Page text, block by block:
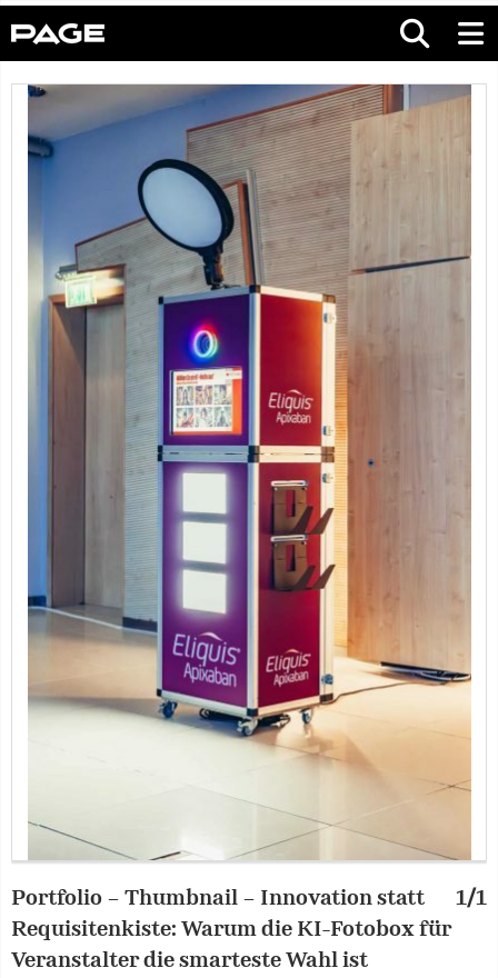
Portfolio – Thumbnail – Innovation statt
Requisitenkiste: Warum die KI-Fotobox für
Veranstalter die smarteste Wahl ist
1/1